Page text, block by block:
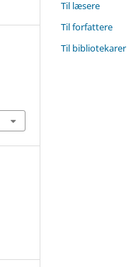
Til læsere
Til forfattere
Til bibliotekarer